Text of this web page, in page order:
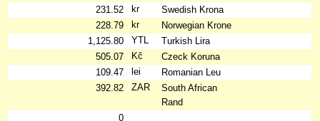
231.52
kr
Swedish Krona
228.79
kr
Norwegian Krone
1,125.80
YTL
Turkish Lira
505.07
Kč
Czeck Koruna
109.47
lei
Romanian Leu
392.82
ZAR
South African
Rand
0